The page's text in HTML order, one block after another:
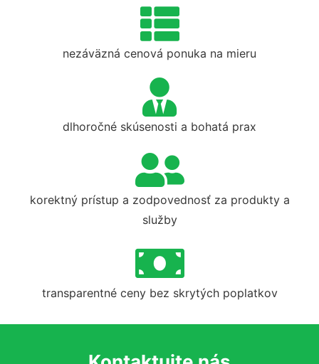
nezáväzná cenová ponuka na mieru
dlhoročné skúsenosti a bohatá prax
korektný prístup a zodpovednosť za produkty a
služby
transparentné ceny bez skrytých poplatkov